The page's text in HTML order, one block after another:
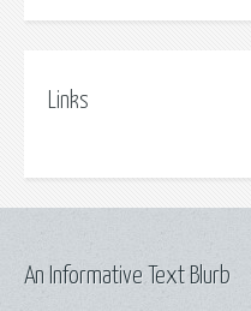
Links
An Informative Text Blurb